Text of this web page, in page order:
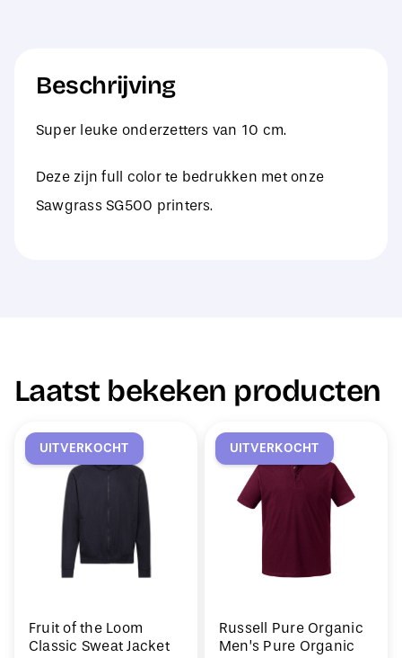
x
aantal
Beschrijving
Super leuke onderzetters van 10 cm.
Deze zijn full color te bedrukken met onze
Sawgrass SG500 printers.
Laatst bekeken producten
UITVERKOCHT
Fruit of the Loom
Classic Sweat Jacket
UITVERKOCHT
Russell Pure Organic
Men’s Pure Organic